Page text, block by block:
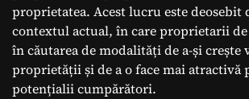
proprietatea. Acest lucru este
contextul actual, în care proprietarii
în căutarea de modalități de a-și crește
proprietății și de a o face mai atractivă
potențialii cumpărători.